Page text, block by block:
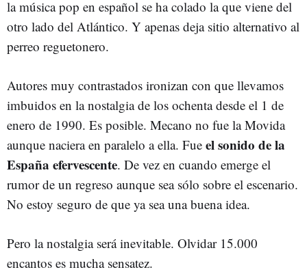
la música pop en español se ha colado la que viene del
otro lado del Atlántico. Y apenas deja sitio alternativo al
perreo reguetonero.
Autores muy contrastados ironizan con que llevamos
imbuidos en la nostalgia de los ochenta desde el 1 de
enero de 1990. Es posible. Mecano no fue la Movida
aunque naciera en paralelo a ella. Fue el sonido de la
España efervescente. De vez en cuando emerge el
rumor de un regreso aunque sea sólo sobre el escenario.
No estoy seguro de que ya sea una buena idea.
Pero la nostalgia será inevitable. Olvidar 15.000
encantos es mucha sensatez.